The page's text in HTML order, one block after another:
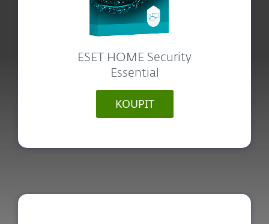
ESET HOME Security
Essential
KOUPIT